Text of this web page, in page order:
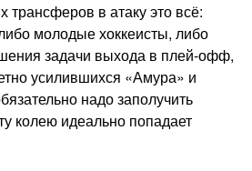
трансферов в атаку это всё:
молодые хоккеисты, либо
задачи выхода в плей-офф,
усилившихся «Амура» и
надо заполучить
колею идеально попадает